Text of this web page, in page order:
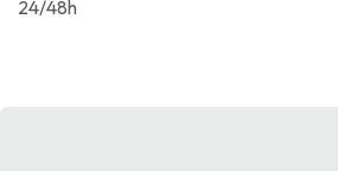
24/48h